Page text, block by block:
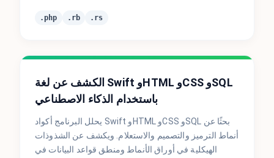
.php .rb .rs
الكشف عن لغة Swift وHTML وCSS وSQL
باستخدام الذكاء الاصطناعي
يحلل البرنامج أكواد Swift وHTML وCSS وSQL بحثًا عن
أنماط الترميز والتصميم والاستعلام. ويكشف عن الشذوذات
الهيكلية في أوراق الأنماط ومنطق قواعد البيانات في